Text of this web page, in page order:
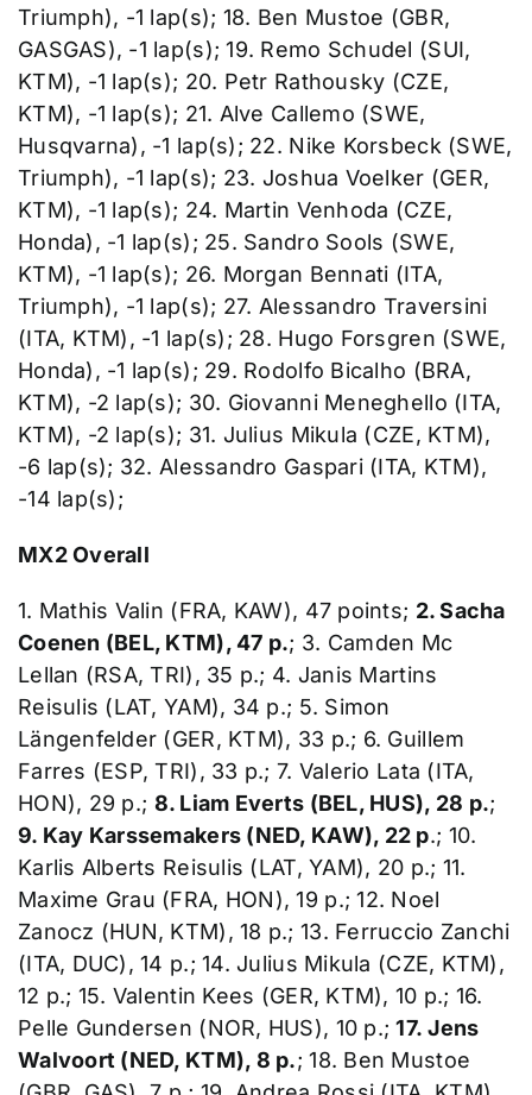
Triumph), -1 lap(s); 18. Ben Mustoe (GBR,
GASGAS), -1 lap(s); 19. Remo Schudel (SUI,
KTM), -1 lap(s); 20. Petr Rathousky (CZE,
KTM), -1 lap(s); 21. Alve Callemo (SWE,
Husqvarna), -1 lap(s); 22. Nike Korsbeck (SWE,
Triumph), -1 lap(s); 23. Joshua Voelker (GER,
KTM), -1 lap(s); 24. Martin Venhoda (CZE,
Honda), -1 lap(s); 25. Sandro Sools (SWE,
KTM), -1 lap(s); 26. Morgan Bennati (ITA,
Triumph), -1 lap(s); 27. Alessandro Traversini
(ITA, KTM), -1 lap(s); 28. Hugo Forsgren (SWE,
Honda), -1 lap(s); 29. Rodolfo Bicalho (BRA,
KTM), -2 lap(s); 30. Giovanni Meneghello (ITA,
KTM), -2 lap(s); 31. Julius Mikula (CZE, KTM),
-6 lap(s); 32. Alessandro Gaspari (ITA, KTM),
-14 lap(s);
MX2 Overall
1. Mathis Valin (FRA, KAW), 47 points; 2. Sacha
Coenen (BEL, KTM), 47 p.; 3. Camden Mc
Lellan (RSA, TRI), 35 p.; 4. Janis Martins
Reisulis (LAT, YAM), 34 p.; 5. Simon
Längenfelder (GER, KTM), 33 p.; 6. Guillem
Farres (ESP, TRI), 33 p.; 7. Valerio Lata (ITA,
HON), 29 p.; 8. Liam Everts (BEL, HUS), 28 p.;
9. Kay Karssemakers (NED, KAW), 22 p.; 10.
Karlis Alberts Reisulis (LAT, YAM), 20 p.; 11.
Maxime Grau (FRA, HON), 19 p.; 12. Noel
Zanocz (HUN, KTM), 18 p.; 13. Ferruccio Zanchi
(ITA, DUC), 14 p.; 14. Julius Mikula (CZE, KTM),
12 p.; 15. Valentin Kees (GER, KTM), 10 p.; 16.
Pelle Gundersen (NOR, HUS), 10 p.;17. Jens
Walvoort (NED, KTM), 8 p.; 18. Ben Mustoe